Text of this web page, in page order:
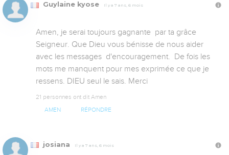
Guylaine kyose Il y a 7 ans, 6 mois
Amen, je serai toujours gagnante  par ta grâce
Seigneur. Que Dieu vous bénisse de nous aider
avec les messages  d'encouragement.  De fois les
mots me manquent pour mes exprimée ce que je
ressens. DIEU seul le sais. Merci
21 personnes ont dit Amen
AMEN RÉPONDRE
josiana Il y a 7 ans, 6 mois